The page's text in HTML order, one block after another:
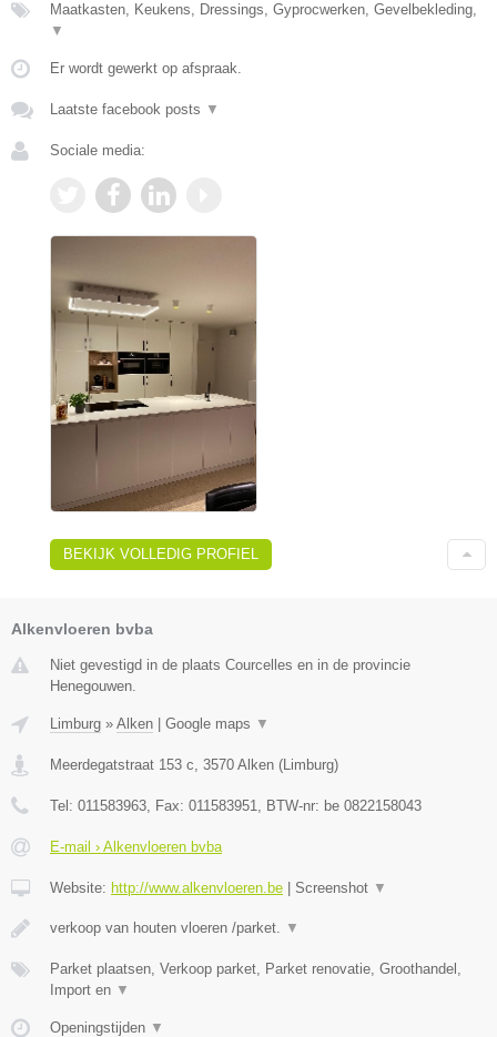
Maatkasten, Keukens, Dressings, Gyprocwerken, Gevelbekleding,
▼
Er wordt gewerkt op afspraak.
Laatste facebook posts ▼
Sociale media:
BEKIJK VOLLEDIG PROFIEL
Alkenvloeren bvba
Niet gevestigd in de plaats Courcelles en in de provincie
Henegouwen.
Limburg » Alken Google maps ▼
Meerdegatstraat 153 c 3570 Alken ( Limburg)
Tel: 011583963 , Fax: 011583951 , BTW-nr: be 0822158043
E-mail › Alkenvloeren bvba
Website: http://www.alkenvloeren.be Screenshot ▼
verkoop van houten vloeren /parket. ▼
Parket plaatsen, Verkoop parket, Parket renovatie, Groothandel,
Import en ▼
Openingstijden ▼